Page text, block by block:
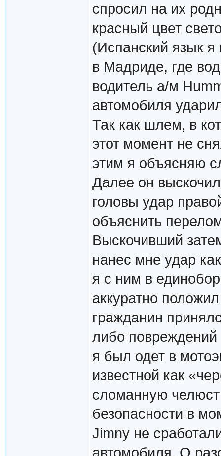
спросил на их
красный цвет
(Испанский язык
в Мадриде, где
водитель а/м
автомобиля
Так как шлем, в
этот момент не
этим я объясняю
Далее он
головы удар
объяснить
Выскочивший
нанес мне удар
я с ним в
аккуратно
гражданин
либо повреждений
я был одет в
известной как
сломанную
безопасности в
Jimny не
автомобиля. О